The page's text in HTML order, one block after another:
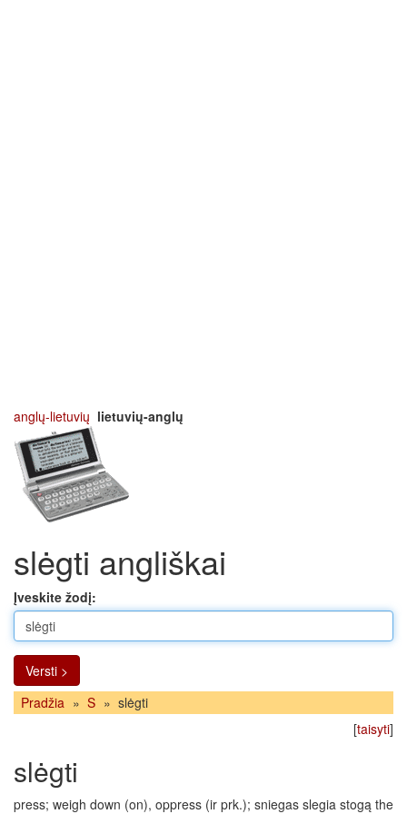
anglų-lietuvių lietuvių-anglų
slėgti angliškai
Įveskite žodį:
Versti >
Pradžia » S » slėgti
[taisyti]
slėgti
press; weigh down (on), oppress (ir prk.); sniegas slegia stogą the